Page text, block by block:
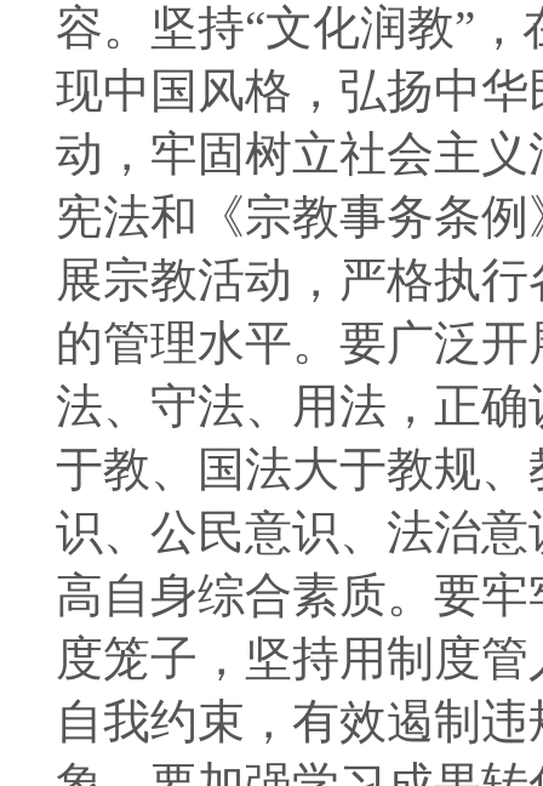
容。坚持“文化润教”
现中国风格，弘扬中
动，牢固树立社会主
宪法和《宗教事务条
展宗教活动，严格执
的管理水平。要广泛
法、守法、用法，正
于教、国法大于教规
识、公民意识、法治
高自身综合素质。要
度笼子，坚持用制度
自我约束，有效遏制